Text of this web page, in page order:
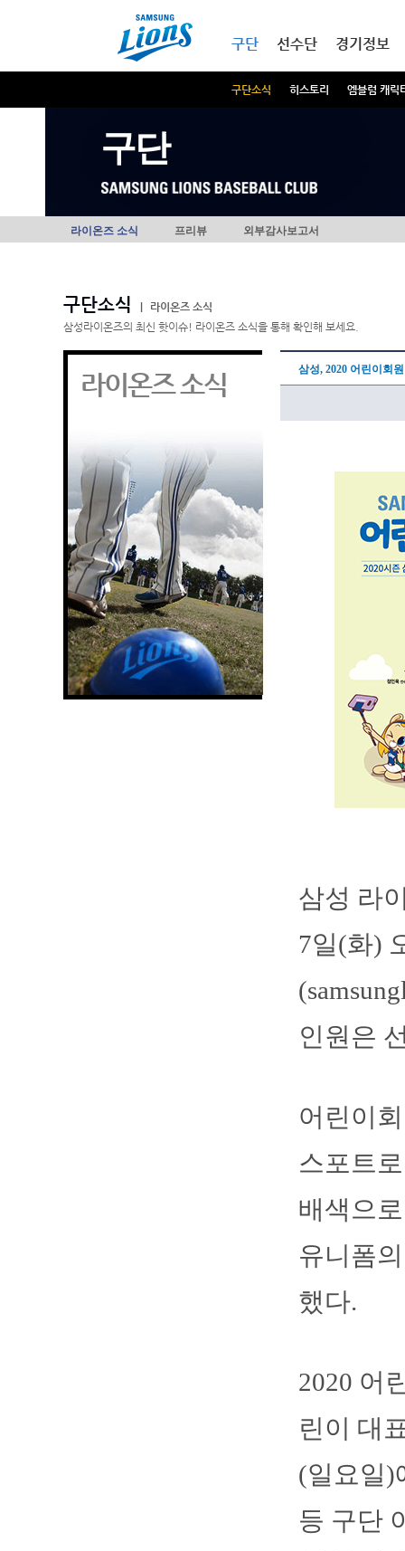
구단
구단소식 히스토리 엠블럼 캐릭
선수단 경기정보
구단
라이온즈 소식 프리뷰 외부감사보고서
구단소식
라이온즈 소식
삼성라이온즈의 최신 핫이슈! 라이온즈 소식을 통해 확인해 보세요.
라이온즈 소식 삼성, 2020 어린이회
삼성 라
7일(화)
인원은
어린이
스포트
배색으
유니폼
했다.
2020 어
린이 대
(일요일)
등 구단